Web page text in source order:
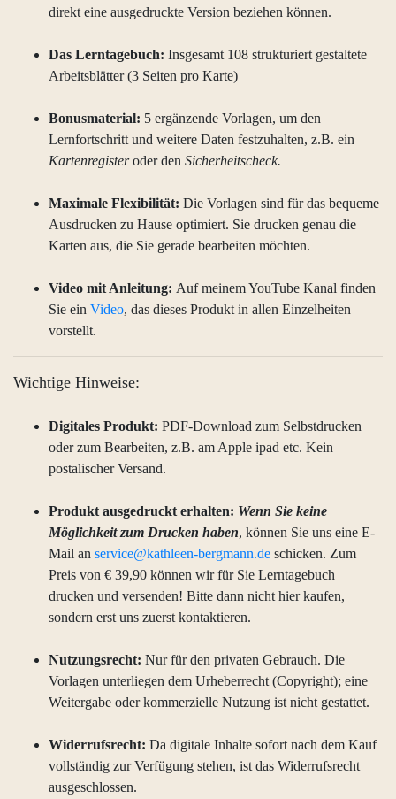
direkt eine ausgedruckte Version beziehen können.
Das Lerntagebuch: Insgesamt 108 strukturiert gestaltete
Arbeitsblätter (3 Seiten pro Karte)
Bonusmaterial: 5 ergänzende Vorlagen, um den
Lernfortschritt und weitere Daten festzuhalten, z.B. ein
Kartenregisteroder den Sicherheitscheck.
Maximale Flexibilität: Die Vorlagen sind für das bequeme
Ausdrucken zu Hause optimiert. Sie drucken genau die
Karten aus, die Sie gerade bearbeiten möchten.
Video mit Anleitung: Auf meinem YouTube Kanal finden
Sie ein Video, das dieses Produkt in allen Einzelheiten
vorstellt.
Wichtige Hinweise:
Digitales Produkt: PDF-Download zum Selbstdrucken
oder zum Bearbeiten, z.B. am Apple ipad etc. Kein
postalischer Versand.
Produkt ausgedruckt erhalten: Wenn Sie keine
Möglichkeit zum Drucken haben, können Sie uns eine E-
Mail an service@kathleen-bergmann.de schicken. Zum
Preis von € 39,90 können wir für Sie Lerntagebuch
drucken und versenden! Bitte dann nicht hier kaufen,
sondern erst uns zuerst kontaktieren.
Nutzungsrecht: Nur für den privaten Gebrauch. Die
Vorlagen unterliegen dem Urheberrecht (Copyright); eine
Weitergabe oder kommerzielle Nutzung ist nicht gestattet.
Widerrufsrecht: Da digitale Inhalte sofort nach dem Kauf
vollständig zur Verfügung stehen, ist das Widerrufsrecht
ausgeschlossen.